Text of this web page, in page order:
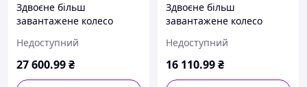
Здвоєне більш
завантажене колесо
мм (4602-DSTR-251-B) D1-
2026
Недоступний
27 600.99₴
Здвоєне більш
завантажене колесо
мм (4602-DSTR-200-B) D1-
2026
Недоступний
16 110.99₴